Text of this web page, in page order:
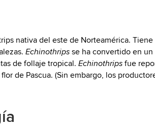
nativa del este de Norteamérica.
Echinothrips se ha convertido en
de follaje tropical. Echinothrips fue
de Pascua. (Sin embargo, los